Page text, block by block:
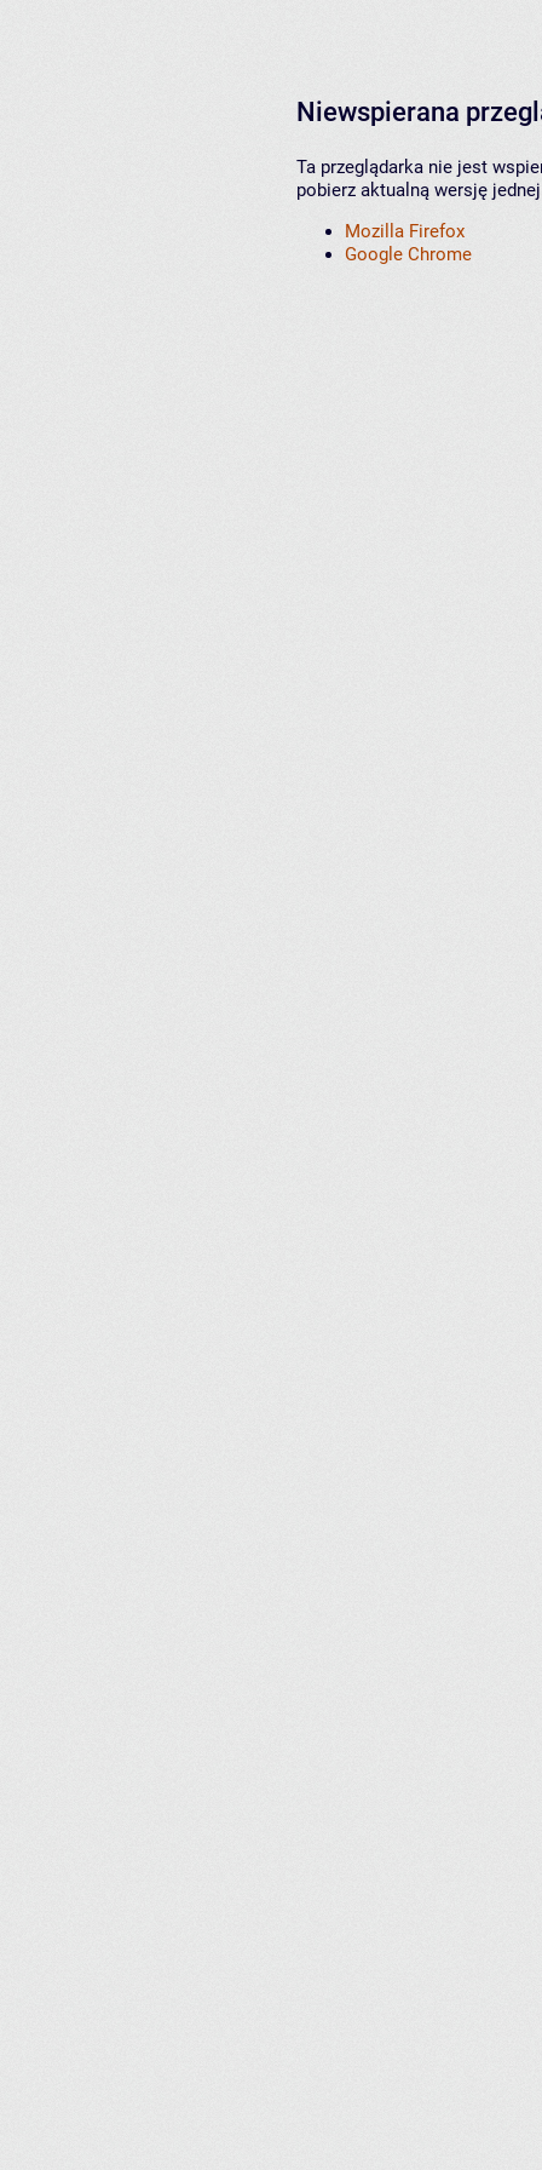
Niewspierana
Ta przeglądarka nie jest
pobierz aktualną wersję
Mozilla Firefox
Google Chrome